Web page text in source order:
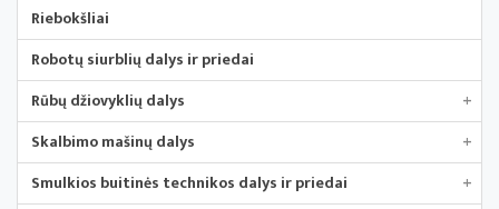
Riebokšliai
Robotų siurblių dalys ir priedai
Rūbų džiovyklių dalys
+
Skalbimo mašinų dalys
+
Smulkios buitinės technikos dalys ir priedai
+